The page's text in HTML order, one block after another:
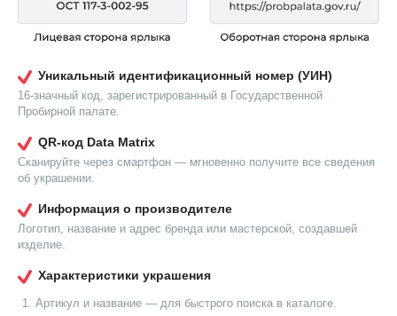
Уникальный идентификационный номер (УИН)
16-значный код, зарегистрированный в Государственной
Пробирной палате.
QR-код Data Matrix
Сканируйте через смартфон — мгновенно получите все сведения
об украшении.
Информация о производителе
Логотип, название и адрес бренда или мастерской, создавшей
изделие.
Характеристики украшения
Артикул и название — для быстрого поиска в каталоге.